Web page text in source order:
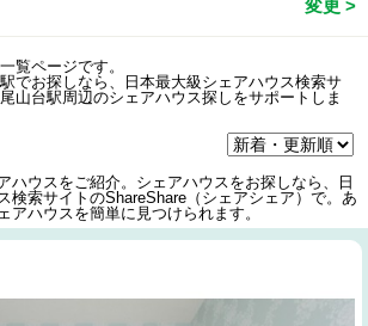
覧ページです。
でお探しなら、日本最大級シェアハウス検索サ
山台駅周辺のシェアハウス探しをサポートしま
ハウスをご紹介。シェアハウスをお探しなら、日
検索サイトのShareShare（シェアシェア）で。あ
アハウスを簡単に見つけられます。